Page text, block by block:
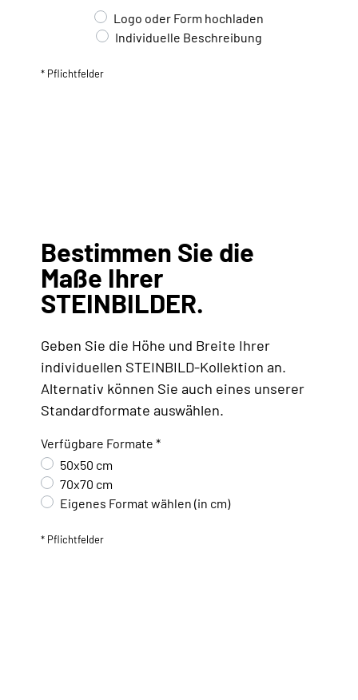
Logo oder Form hochladen
Individuelle Beschreibung
* Pflichtfelder
Bestimmen Sie die
Maße Ihrer
STEINBILDER.
Geben Sie die Höhe und Breite Ihrer
individuellen STEINBILD-Kollektion an.
Alternativ können Sie auch eines unserer
Standardformate auswählen.
Verfügbare Formate *
50x50 cm
70x70 cm
Eigenes Format wählen (in cm)
* Pflichtfelder